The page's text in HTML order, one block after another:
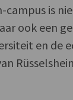
campus is
ook een
en de